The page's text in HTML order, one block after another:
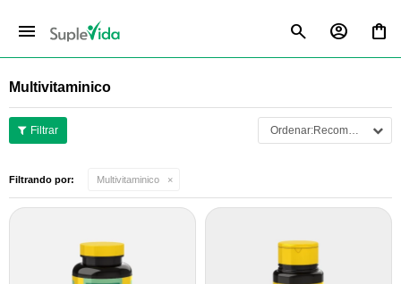
menu
Multivitaminico
Recomendados
Filtrando por: Multivitaminico